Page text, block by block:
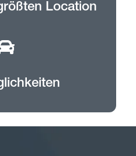
Location